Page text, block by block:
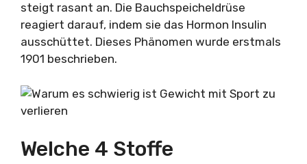
steigt rasant an. Die Bauchspeicheldrüse
reagiert darauf, indem sie das Hormon Insulin
ausschüttet. Dieses Phänomen wurde erstmals
1901 beschrieben.
Welche 4 Stoffe